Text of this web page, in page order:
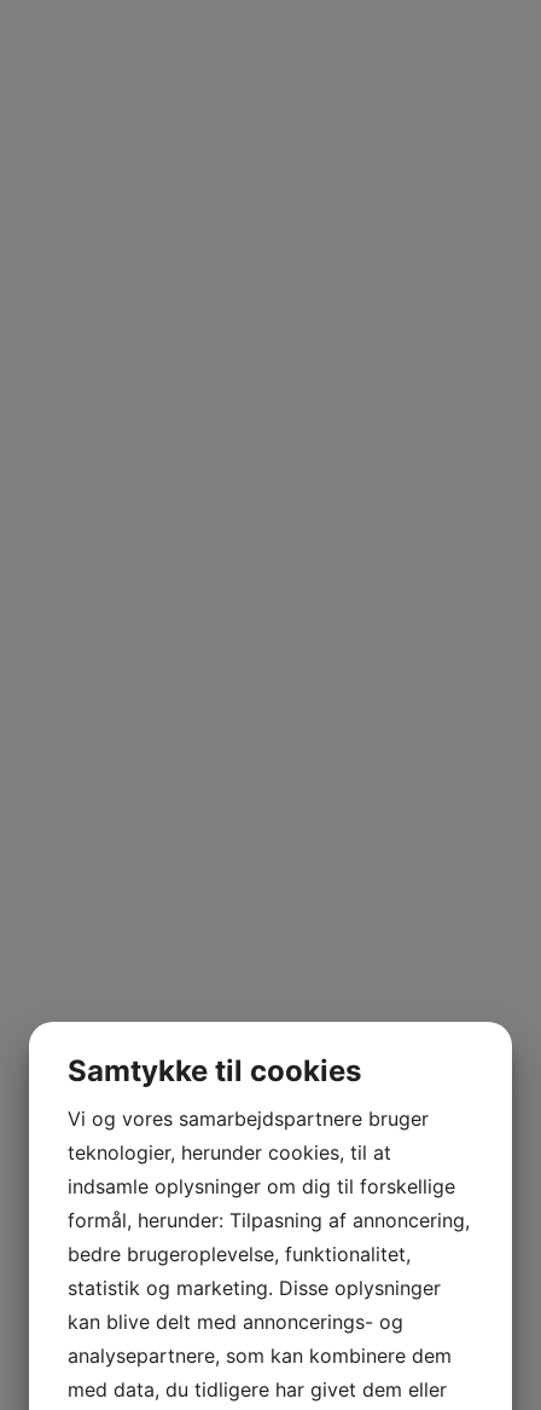
Samtykke til cookies
Vi og vores samarbejdspartnere bruger
teknologier, herunder cookies, til at
indsamle oplysninger om dig til forskellige
formål, herunder: Tilpasning af annoncering,
bedre brugeroplevelse, funktionalitet,
statistik og marketing. Disse oplysninger
kan blive delt med annoncerings- og
analysepartnere, som kan kombinere dem
med data, du tidligere har givet dem eller